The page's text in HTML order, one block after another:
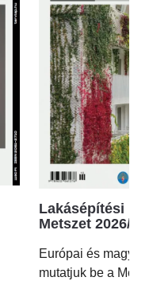
Lakásépítési
Metszet 2026/2.
Európai és magyar
mutatjuk be a